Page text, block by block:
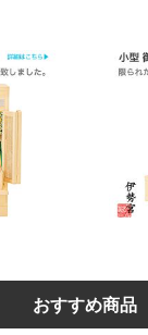
おすすめ商品